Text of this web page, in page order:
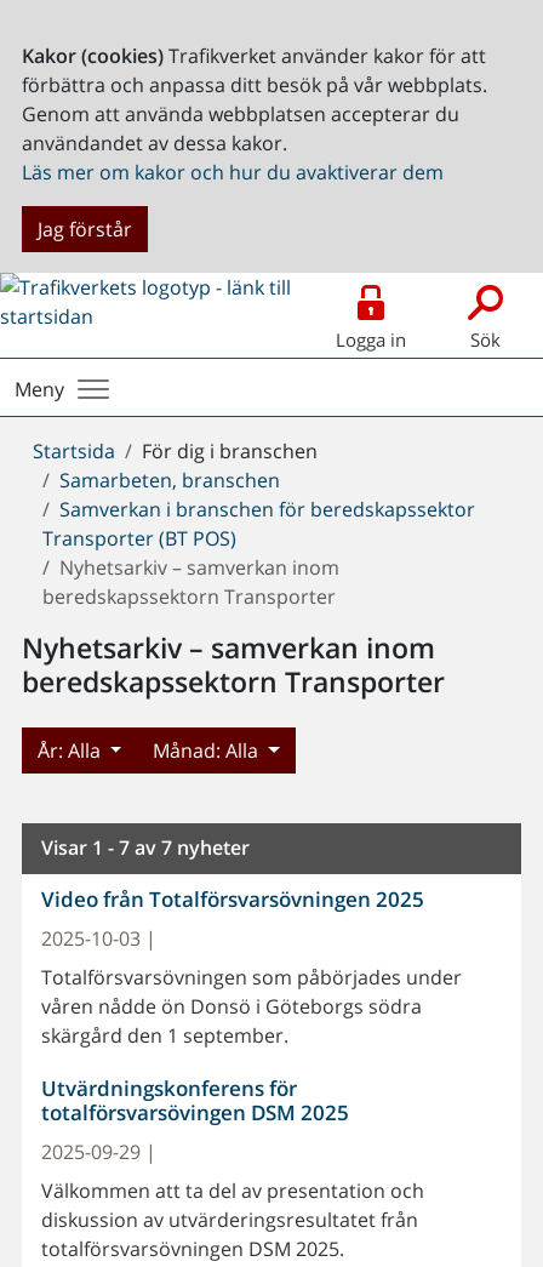
Kakor (cookies)Trafikverket använder kakor för att
förbättra och anpassa ditt besök på vår webbplats.
Genom att använda webbplatsen accepterar du
användandet av dessa kakor.
Läs mer om kakor och hur du avaktiverar dem
Jag förstår
Logga in Sök
Meny
Du
är
här:
Startsida
För dig i branschen
Samarbeten, branschen
Samverkan i branschen för beredskapssektor
Transporter (BT POS)
Nyhetsarkiv – samverkan inom
beredskapssektorn Transporter
Nyhetsarkiv – samverkan inom
beredskapssektorn Transporter
År: Alla Månad:Alla
Visar 1 - 7 av 7 nyheter
Video från Totalförsvarsövningen 2025
2025-10-03 |
Totalförsvarsövningen som påbörjades under
våren nådde ön Donsö i Göteborgs södra
skärgård den 1 september.
Utvärdningskonferens för
totalförsvarsövingen DSM 2025
2025-09-29 |
Välkommen att ta del av presentation och
diskussion av utvärderingsresultatet från
totalförsvarsövningen DSM 2025.